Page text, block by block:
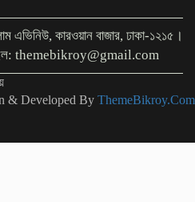
এভিনিউ, কারওয়ান বাজার, ঢাকা-১২১৫।
themebikroy@gmail.com
& Developed By ThemeBikroy.Com